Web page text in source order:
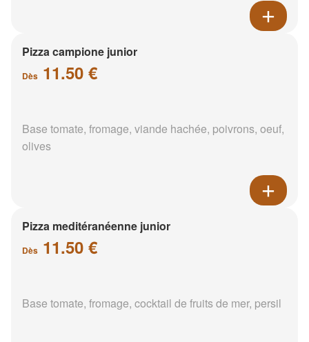
Pizza campione junior
Dès 11.50 €
Base tomate, fromage, viande hachée, poivrons, oeuf,
olives
Pizza meditéranéenne junior
Dès 11.50 €
Base tomate, fromage, cocktail de fruits de mer, persil